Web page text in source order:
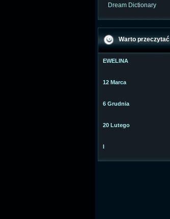
Dream Dictionary
Warto przeczytać
EWELINA
12 Marca
6 Grudnia
20 Lutego
I